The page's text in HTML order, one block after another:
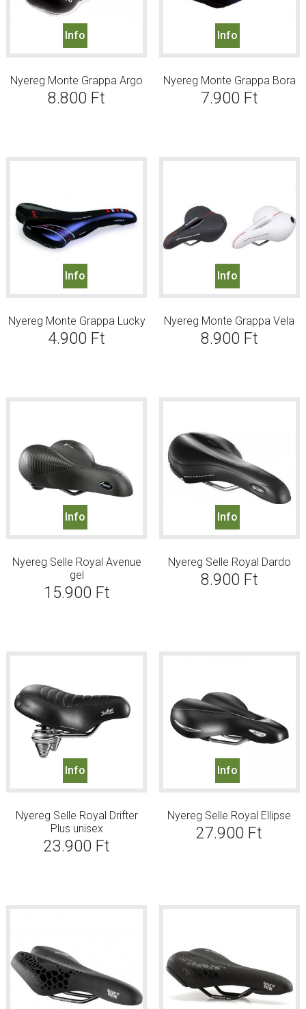
Info
Nyereg Monte Grappa Argo
8.800 Ft
Info
Nyereg Monte Grappa Bora
7.900 Ft
Info
Nyereg Monte Grappa Lucky
4.900 Ft
Info
Nyereg Monte Grappa Vela
8.900 Ft
Info
Nyereg Selle Royal Avenue
gel
15.900 Ft
Info
Nyereg Selle Royal Dardo
8.900 Ft
Info
Nyereg Selle Royal Drifter
Plus unisex
23.900 Ft
Info
Nyereg Selle Royal Ellipse
27.900 Ft